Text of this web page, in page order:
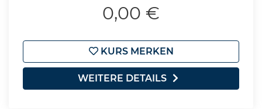
0,00 €
KURS MERKEN
WEITERE DETAILS